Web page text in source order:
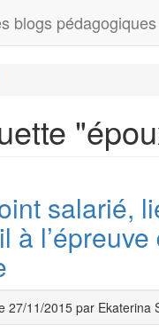
blogs pédagogiques
salarié,
à
27/11/2015 par Ekaterina